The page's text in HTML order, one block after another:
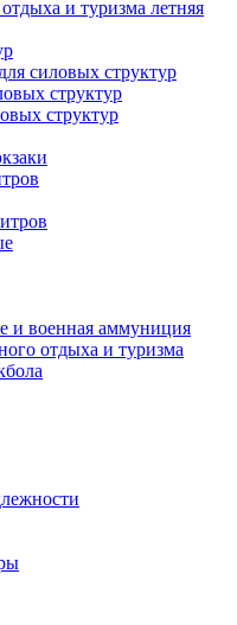
и туризма летняя
силовых структур
структур
структур
и военная аммуниция
отдыха и туризма